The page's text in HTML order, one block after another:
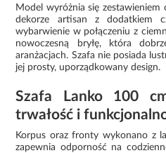
Model wyróżnia się
dekorze artisan z dodatkiem
wybarwienie w połączeniu z
nowoczesną bryłę, która
aranżacjach. Szafa nie posiada
jej prosty, uporządkowany design.
Szafa Lanko 100
trwałość i
Korpus oraz fronty wykonano z
zapewnia odporność na